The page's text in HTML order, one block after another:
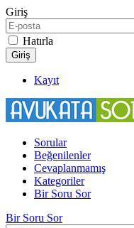
Giriş
Hatırla
Kayıt
Sorular
Beğenilenler
Cevaplanmamış
Kategoriler
Bir Soru Sor
Bir Soru Sor